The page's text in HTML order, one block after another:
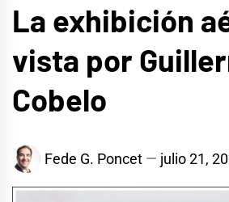
La exhibición
vista por
Cobelo
Fede G. Poncet julio 21,